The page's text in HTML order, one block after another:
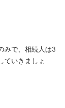
みで、相続人は3
ていきましょ